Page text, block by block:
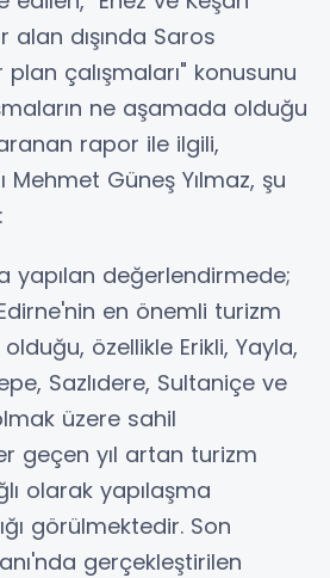
alan dışında Saros
çalışmaları" konusunu
ne aşamada olduğu
rapor ile ilgili,
Mehmet Güneş Yılmaz, şu
yapılan değerlendirmede;
en önemli turizm
özellikle Erikli, Yayla,
Sazlıdere, Sultaniçe ve
üzere sahil
geçen yıl artan turizm
olarak yapılaşma
görülmektedir. Son
gerçekleştirilen